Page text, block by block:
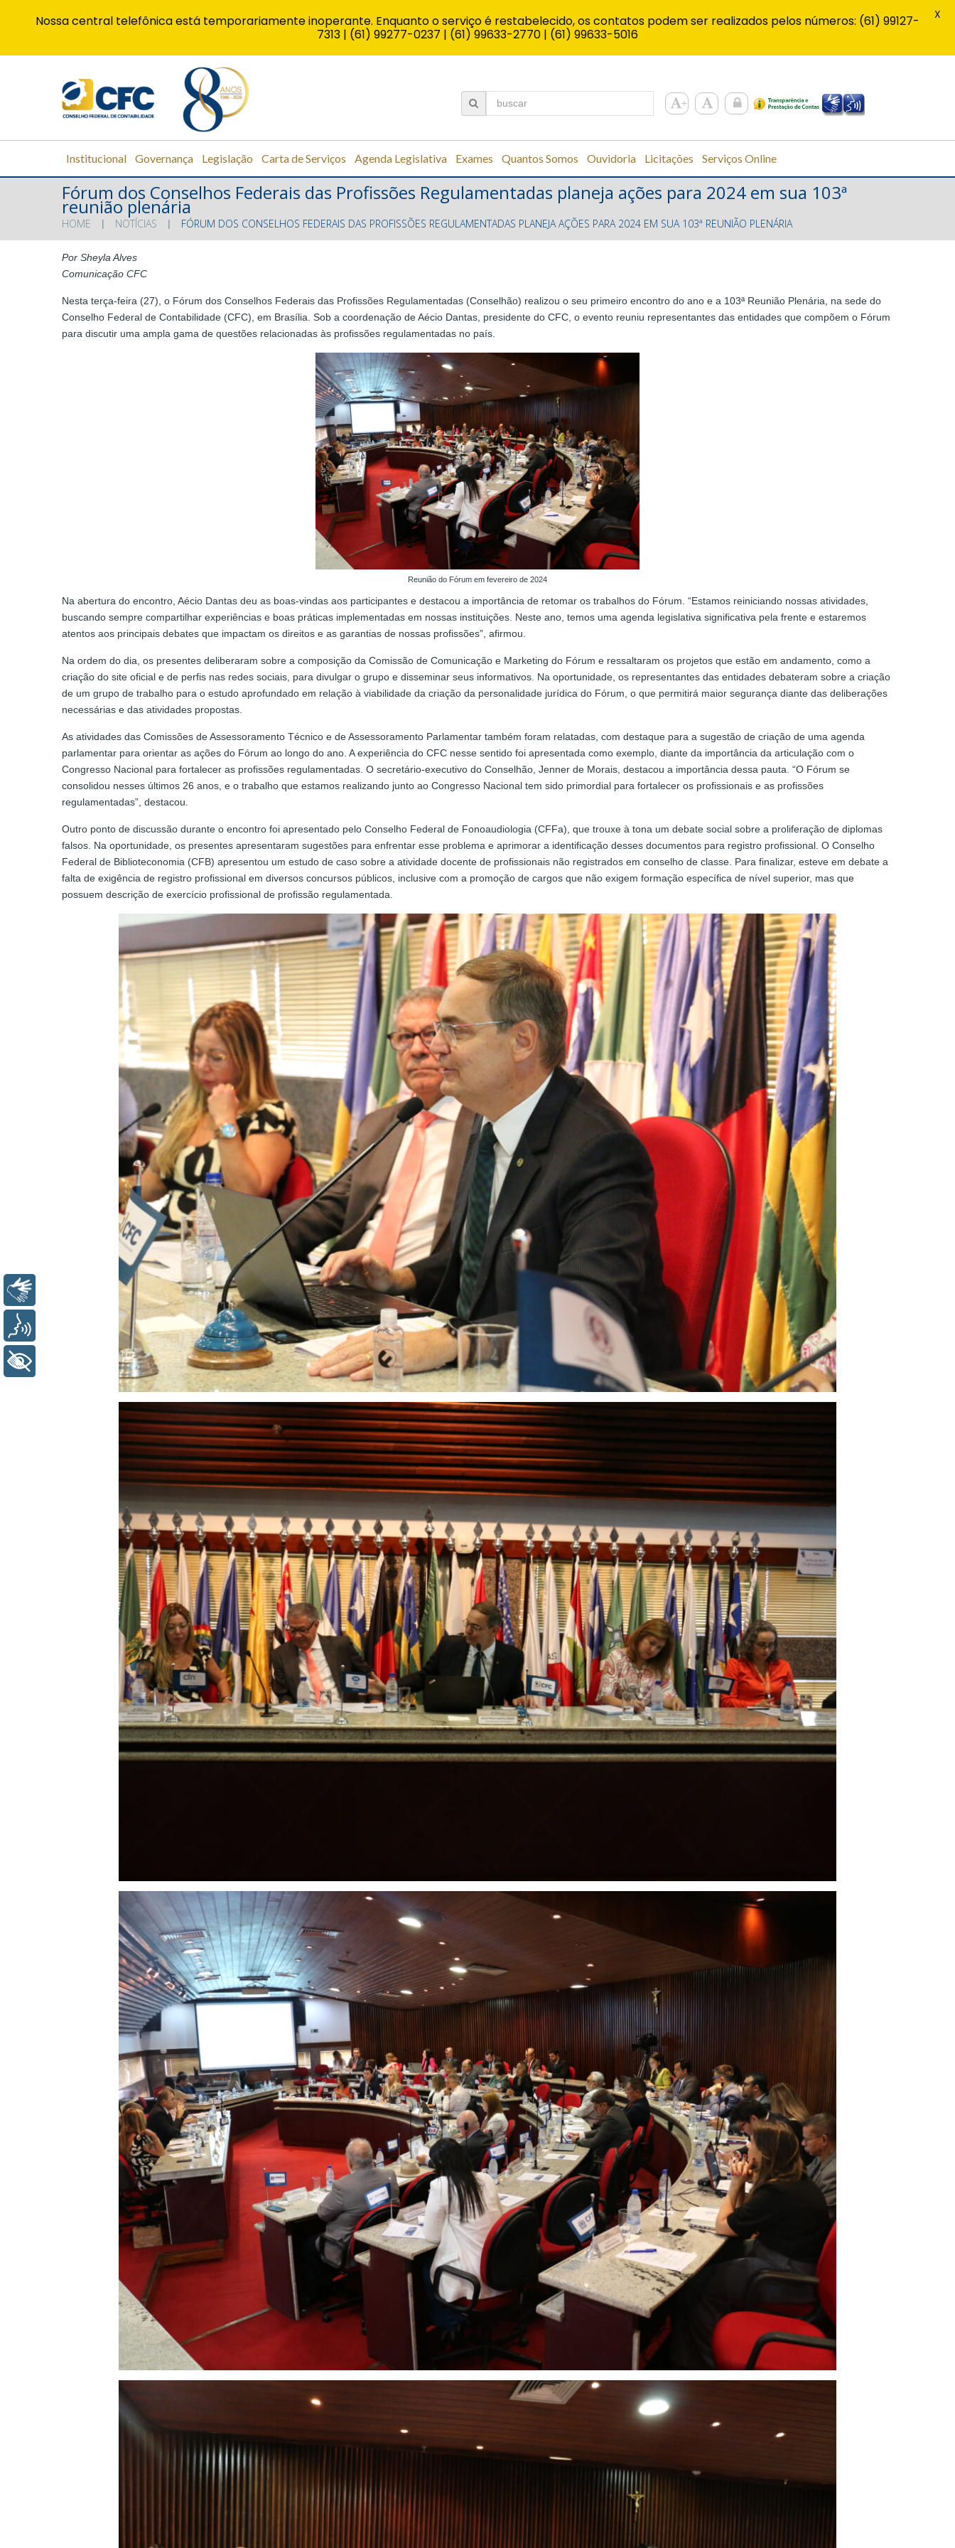
Institucional Governança Legislação Carta de Serviços Agenda Legislativa Exames Quantos Somos Ouvidoria Licitações Serviços Online
Fórum dos Conselhos Federais das Profissões Regulamentadas planeja ações para 2024 em sua 103ª
reunião plenária
HOME NOTÍCIAS FÓRUM DOS CONSELHOS FEDERAIS DAS PROFISSÕES REGULAMENTADAS PLANEJA AÇÕES PARA 2024 EM SUA 103ª REUNIÃO PLENÁRIA
Por Sheyla Alves
Comunicação CFC
Nesta terça-feira (27), o Fórum dos Conselhos Federais das Profissões Regulamentadas (Conselhão) realizou o seu primeiro encontro do ano e a 103ª Reunião Plenária, na sede do
Conselho Federal de Contabilidade (CFC), em Brasília. Sob a coordenação de Aécio Dantas, presidente do CFC, o evento reuniu representantes das entidades que compõem o Fórum
para discutir uma ampla gama de questões relacionadas às profissões regulamentadas no país.
Reunião do Fórum em fevereiro de 2024
Na abertura do encontro, Aécio Dantas deu as boas-vindas aos participantes e destacou a importância de retomar os trabalhos do Fórum. “Estamos reiniciando nossas atividades,
buscando sempre compartilhar experiências e boas práticas implementadas em nossas instituições. Neste ano, temos uma agenda legislativa significativa pela frente e estaremos
atentos aos principais debates que impactam os direitos e as garantias de nossas profissões”, afirmou.
Na ordem do dia, os presentes deliberaram sobre a composição da Comissão de Comunicação e Marketing do Fórum e ressaltaram os projetos que estão em andamento, como a
criação do site oficial e de perfis nas redes sociais, para divulgar o grupo e disseminar seus informativos. Na oportunidade, os representantes das entidades debateram sobre a criação
de um grupo de trabalho para o estudo aprofundado em relação à viabilidade da criação da personalidade jurídica do Fórum, o que permitirá maior segurança diante das deliberações
necessárias e das atividades propostas.
As atividades das Comissões de Assessoramento Técnico e de Assessoramento Parlamentar também foram relatadas, com destaque para a sugestão de criação de uma agenda
parlamentar para orientar as ações do Fórum ao longo do ano. A experiência do CFC nesse sentido foi apresentada como exemplo, diante da importância da articulação com o
Congresso Nacional para fortalecer as profissões regulamentadas. O secretário-executivo do Conselhão, Jenner de Morais, destacou a importância dessa pauta. “O Fórum se
consolidou nesses últimos 26 anos, e o trabalho que estamos realizando junto ao Congresso Nacional tem sido primordial para fortalecer os profissionais e as profissões
regulamentadas”, destacou.
Outro ponto de discussão durante o encontro foi apresentado pelo Conselho Federal de Fonoaudiologia (CFFa), que trouxe à tona um debate social sobre a proliferação de diplomas
falsos. Na oportunidade, os presentes apresentaram sugestões para enfrentar esse problema e aprimorar a identificação desses documentos para registro profissional. O Conselho
Federal de Biblioteconomia (CFB) apresentou um estudo de caso sobre a atividade docente de profissionais não registrados em conselho de classe. Para finalizar, esteve em debate a
falta de exigência de registro profissional em diversos concursos públicos, inclusive com a promoção de cargos que não exigem formação específica de nível superior, mas que
possuem descrição de exercício profissional de profissão regulamentada.
Nossa central telefônica está temporariamente inoperante. Enquanto o serviço é restabelecido, os contatos podem ser realizados pelos números: (61) 99127-
7313 | (61) 99277-0237 | (61) 99633-2770 | (61) 99633-5016
X
+ Acessibilidade